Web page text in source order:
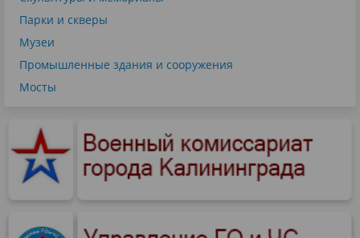
Парки и скверы
Музеи
Промышленные здания и сооружения
Мосты